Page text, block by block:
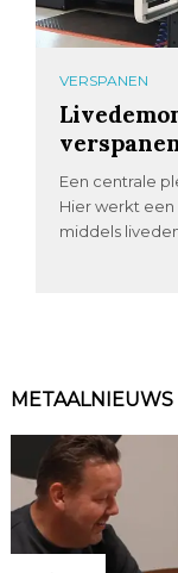
VERSPANEN
Een centrale
Hier werkt
middels